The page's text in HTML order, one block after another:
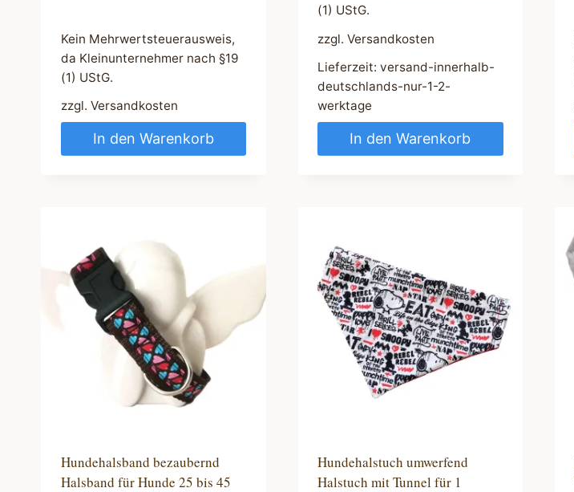
Kein Mehrwertsteuerausweis,
da Kleinunternehmer nach §19
(1) UStG.
zzgl. Versandkosten
In den Warenkorb
(1) UStG.
zzgl. Versandkosten
Lieferzeit: versand-innerhalb-
deutschlands-nur-1-2-
werktage
In den Warenkorb
Hundehalsband bezaubernd
Halsband für Hunde 25 bis 45
Hundehalstuch umwerfend
Halstuch mit Tunnel für 1